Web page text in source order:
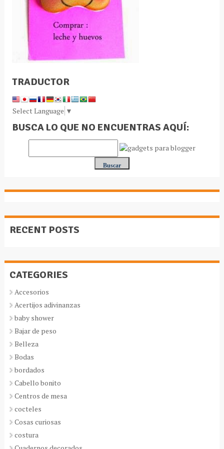
TRADUCTOR
Select Language ▼
BUSCA LO QUE NO ENCUENTRAS AQUÍ:
RECENT POSTS
CATEGORIES
Accesorios
Acertijos adivinanzas
baby shower
Bajar de peso
Belleza
Bodas
bordados
Cabello bonito
Centros de mesa
cocteles
Cosas curiosas
costura